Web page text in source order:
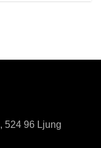
524 96 Ljung